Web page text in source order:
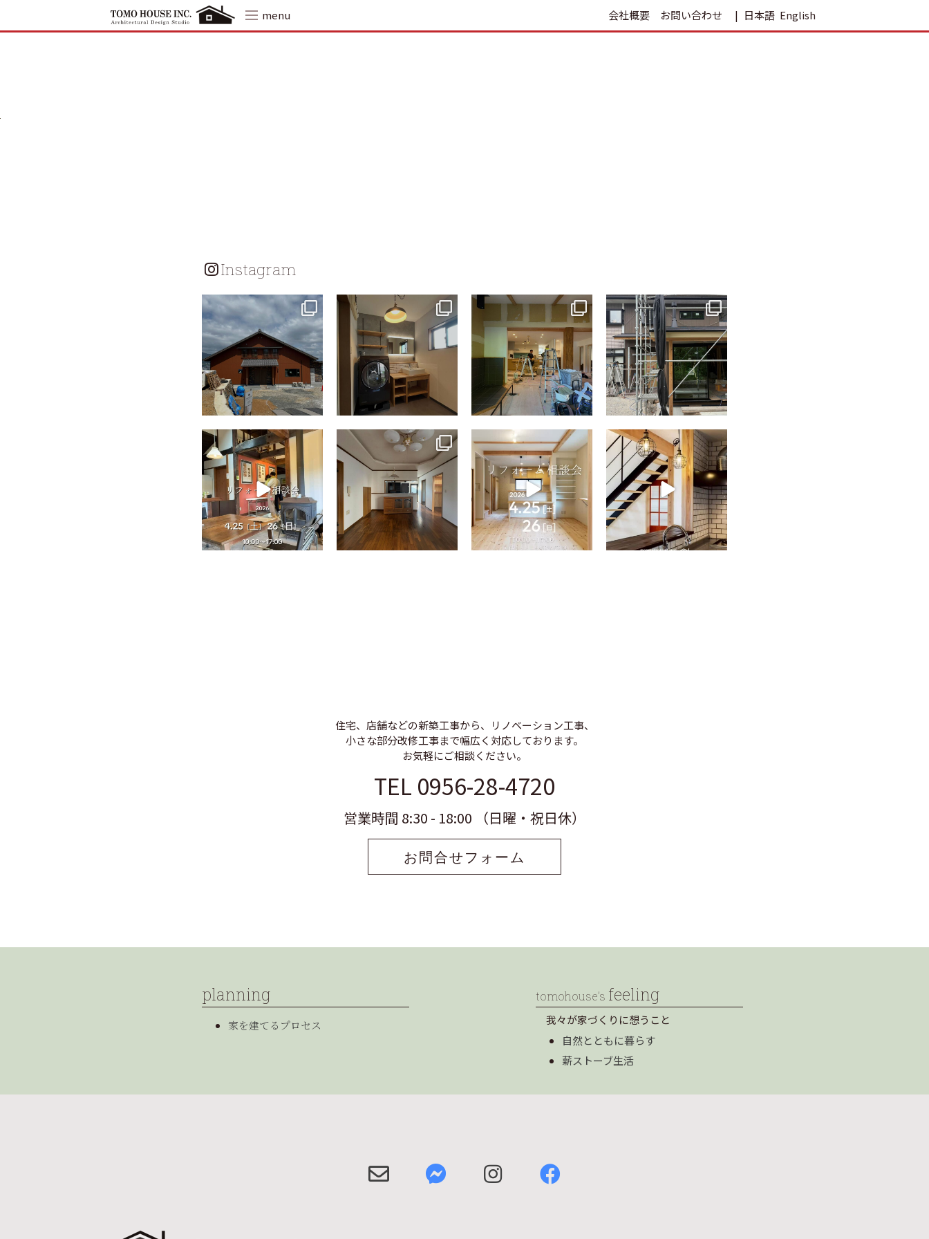
content
menu 会社概要 お問い合わせ 日本語 English
Instagram
tomohouseinc
tomohouseinc
7月 13
tomohouseinc
tomohouseinc
6月 3
tomohouseinc
4月 25
tomohouseinc
4月 9
tomohouseinc
4月 2
tomohouseinc
2月 28
住宅、店舗などの新築工事から、リノベーション工事、
小さな部分改修工事まで幅広く対応しております。
お気軽にご相談ください。
TEL 0956-28-4720
営業時間 8:30 - 18:00 （日曜・祝日休）
お問合せフォーム
planning
家を建てるプロセス
tomohouse’s feeling
我々が家づくりに想うこと
自然とともに暮らす
薪ストーブ生活